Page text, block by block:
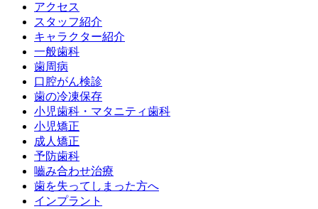
アクセス
スタッフ紹介
キャラクター紹介
一般歯科
歯周病
口腔がん検診
歯の冷凍保存
小児歯科・マタニティ歯科
小児矯正
成人矯正
予防歯科
嚙み合わせ治療
歯を失ってしまった方へ
インプラント